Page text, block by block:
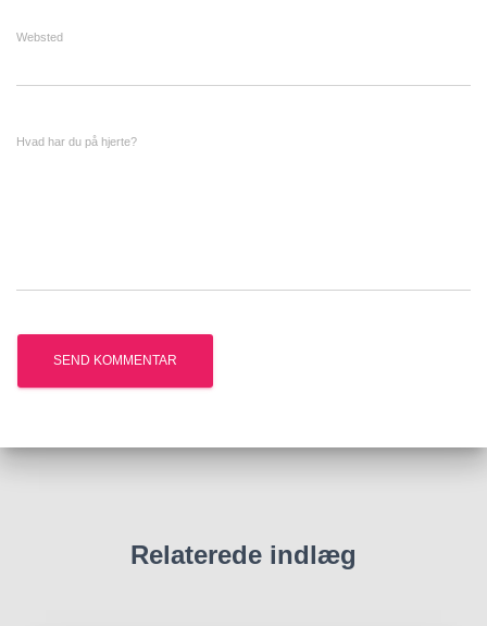
Websted
Hvad har du på hjerte?
Relaterede indlæg